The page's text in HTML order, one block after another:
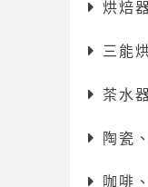
烘焙
三能
茶水
陶瓷
咖啡